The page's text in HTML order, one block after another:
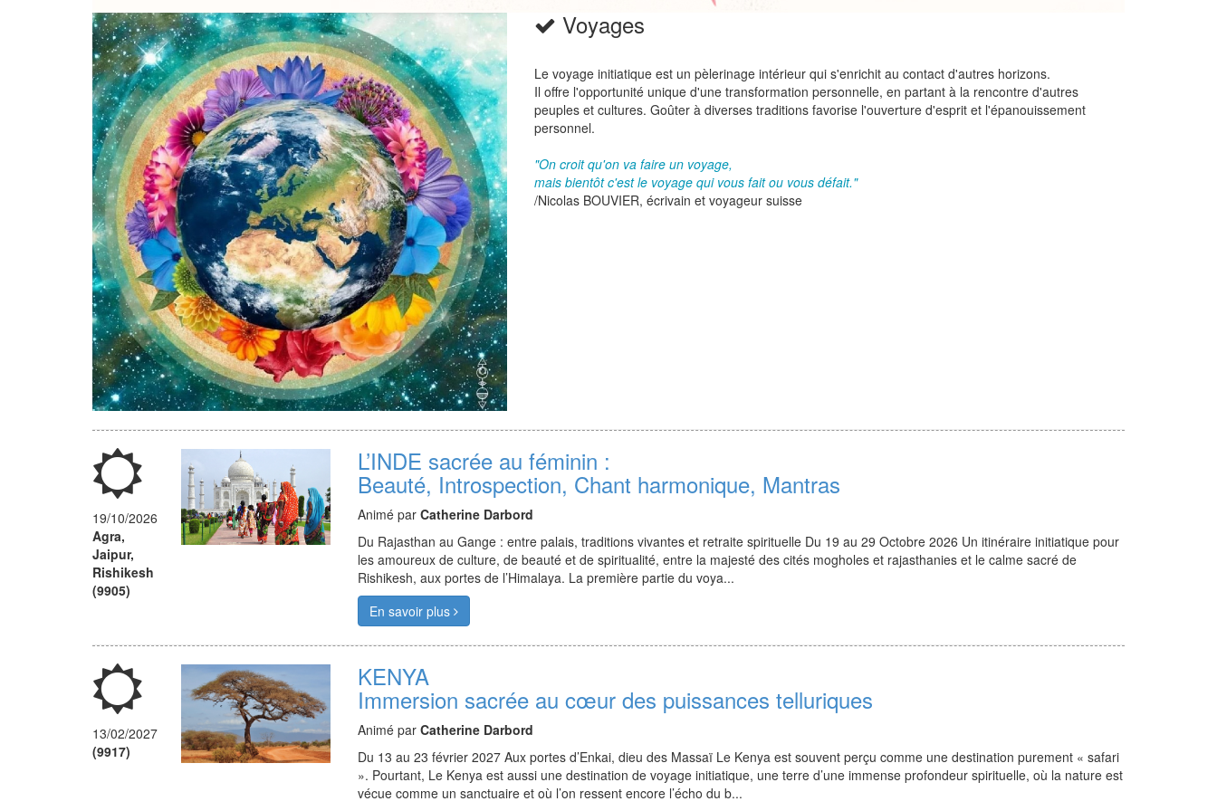
Voyages
Le voyage initiatique est un pèlerinage intérieur qui s'enrichit au contact d'autres horizons.
Il offre l'opportunité unique d'une transformation personnelle, en partant à la rencontre d'autres
peuples et cultures. Goûter à diverses traditions favorise l'ouverture d'esprit et l'épanouissement
personnel.
"On croit qu'on va faire un voyage,
mais bientôt c'est le voyage qui vous fait ou vous défait."
/Nicolas BOUVIER, écrivain et voyageur suisse
19/10/2026
Agra,
Jaipur,
Rishikesh
(9905)
L’INDE sacrée au féminin :
Beauté, Introspection, Chant harmonique, Mantras
Animé par Catherine Darbord
Du Rajasthan au Gange : entre palais, traditions vivantes et retraite spirituelle Du 19 au 29 Octobre 2026 Un itinéraire initiatique pour
les amoureux de culture, de beauté et de spiritualité, entre la majesté des cités mogholes et rajasthanies et le calme sacré de
Rishikesh, aux portes de l’Himalaya. La première partie du voya...
En savoir plus
13/02/2027
(9917)
KENYA
Immersion sacrée au cœur des puissances telluriques
Animé par Catherine Darbord
Du 13 au 23 février 2027 Aux portes d’Enkai, dieu des Massaï Le Kenya est souvent perçu comme une destination purement « safari
». Pourtant, Le Kenya est aussi une destination de voyage initiatique, une terre d’une immense profondeur spirituelle, où la nature est
vécue comme un sanctuaire et où l’on ressent encore l’écho du b...